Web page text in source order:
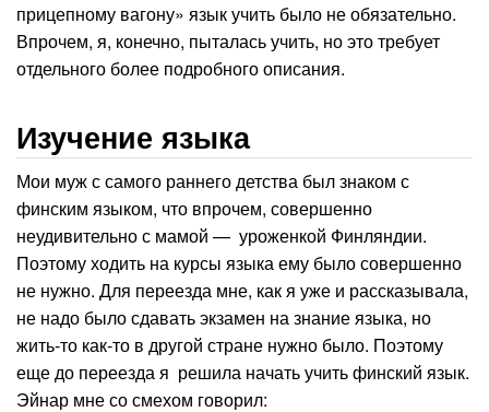
прицепному вагону» язык учить было не обязательно.
Впрочем, я, конечно, пыталась учить, но это требует
отдельного более подробного описания.
Изучение языка
Мои муж с самого раннего детства был знаком с
финским языком, что впрочем, совершенно
неудивительно с мамой — уроженкой Финляндии.
Поэтому ходить на курсы языка ему было совершенно
не нужно. Для переезда мне, как я уже и рассказывала,
не надо было сдавать экзамен на знание языка, но
жить-то как-то в другой стране нужно было. Поэтому
еще до переезда я решила начать учить финский язык.
Эйнар мне со смехом говорил: